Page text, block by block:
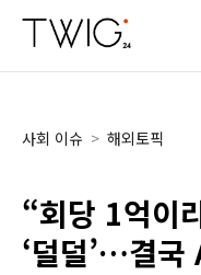
사회 이슈 > 해외토픽
“회당 1억이
‘덜덜’…결국